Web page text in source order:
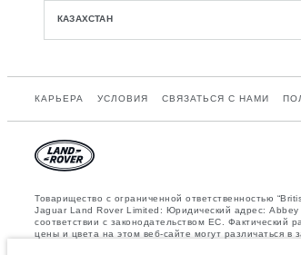
КАЗАХСТАН
КАРЬЕРА УСЛОВИЯ СВЯЗАТЬСЯ С НАМИ
Товарищество с ограниченной ответственностью
Jaguar Land Rover Limited: Юридический адрес:
соответствии с законодательством ЕС. Фактический
цены и цвета на этом веб-сайте могут различаться